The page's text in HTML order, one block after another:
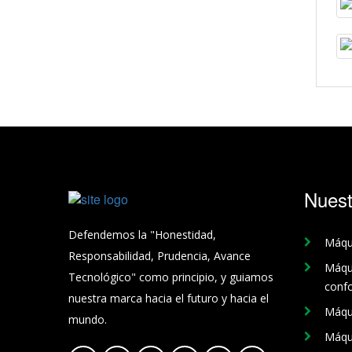
Defendemos la "Honestidad,
Responsabilidad, Prudencia, Avance
Tecnológico" como principio, y guiamos
nuestra marca hacia el futuro y hacia el
mundo.